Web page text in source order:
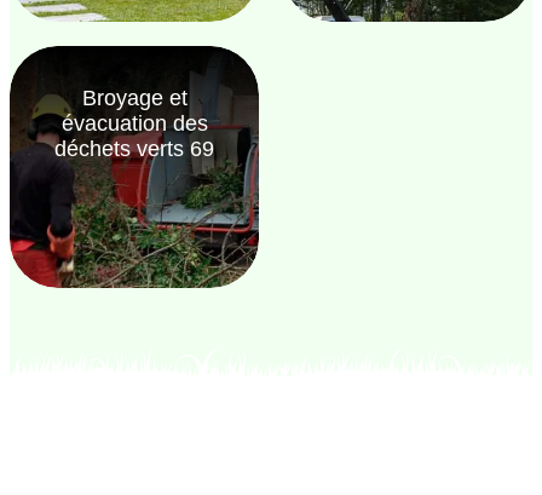
Broyage et
évacuation des
déchets verts 69